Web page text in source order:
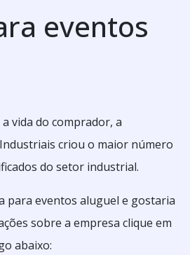
eventos
vida do comprador, a
criou o maior número
do setor industrial.
para eventos aluguel e gostaria
sobre a empresa clique em
abaixo: